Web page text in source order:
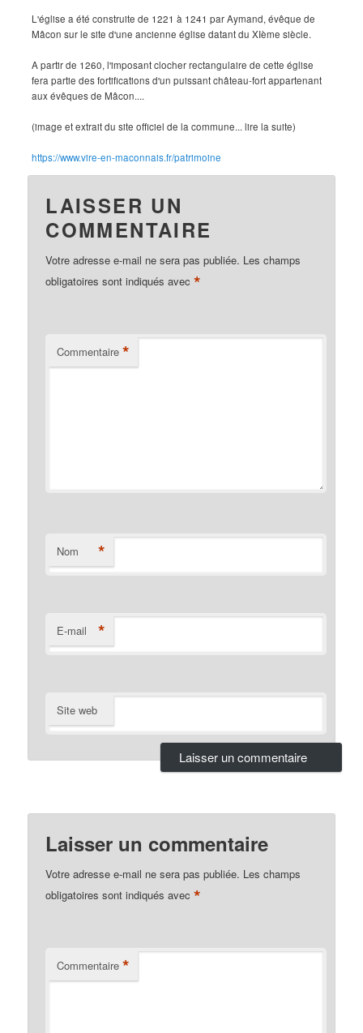
L'église a été construite de 1221 à 1241 par Aymand, évêque de
Mâcon sur le site d'une ancienne église datant du XIème siècle.
A partir de 1260, l'imposant clocher rectangulaire de cette église
fera partie des fortifications d'un puissant château-fort appartenant
aux évêques de Mâcon....
(image et extrait du site officiel de la commune... lire la suite)
https://www.vire-en-maconnais.fr/patrimoine
LAISSER UN
COMMENTAIRE
Votre adresse e-mail ne sera pas publiée. Les champs
obligatoires sont indiqués avec*
Commentaire *
Nom *
E-mail *
Site web
Laisser un commentaire
Votre adresse e-mail ne sera pas publiée. Les champs
obligatoires sont indiqués avec*
Commentaire *